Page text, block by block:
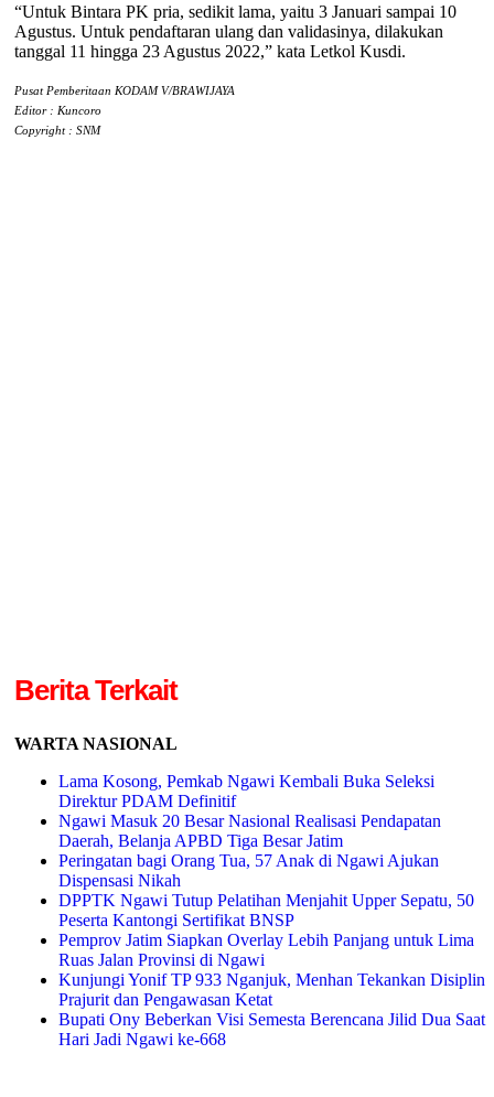
“Untuk Bintara PK pria, sedikit lama, yaitu 3 Januari sampai 10
Agustus. Untuk pendaftaran ulang dan validasinya, dilakukan
tanggal 11 hingga 23 Agustus 2022,” kata Letkol Kusdi.
Pusat Pemberitaan KODAM V/BRAWIJAYA
Editor : Kuncoro
Copyright : SNM
Berita Terkait
WARTA NASIONAL
Lama Kosong, Pemkab Ngawi Kembali Buka Seleksi
Direktur PDAM Definitif
Ngawi Masuk 20 Besar Nasional Realisasi Pendapatan
Daerah, Belanja APBD Tiga Besar Jatim
Peringatan bagi Orang Tua, 57 Anak di Ngawi Ajukan
Dispensasi Nikah
DPPTK Ngawi Tutup Pelatihan Menjahit Upper Sepatu, 50
Peserta Kantongi Sertifikat BNSP
Pemprov Jatim Siapkan Overlay Lebih Panjang untuk Lima
Ruas Jalan Provinsi di Ngawi
Kunjungi Yonif TP 933 Nganjuk, Menhan Tekankan Disiplin
Prajurit dan Pengawasan Ketat
Bupati Ony Beberkan Visi Semesta Berencana Jilid Dua Saat
Hari Jadi Ngawi ke-668